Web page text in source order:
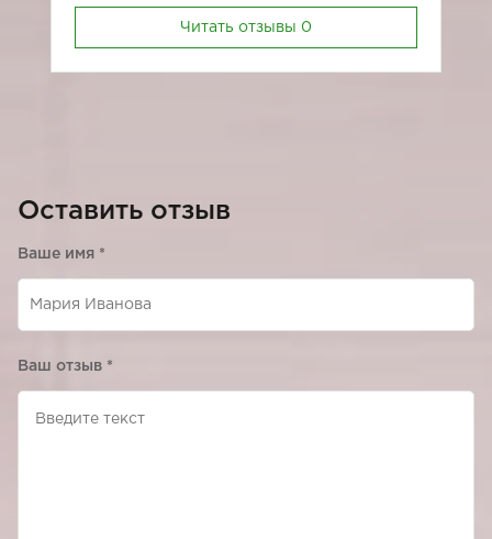
Читать отзывы 0
Оставить отзыв
Ваше имя *
Ваш отзыв *